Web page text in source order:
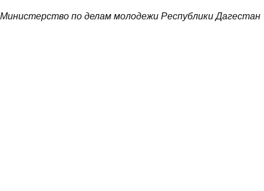
Министерство по делам молодежи Республики Дагестан